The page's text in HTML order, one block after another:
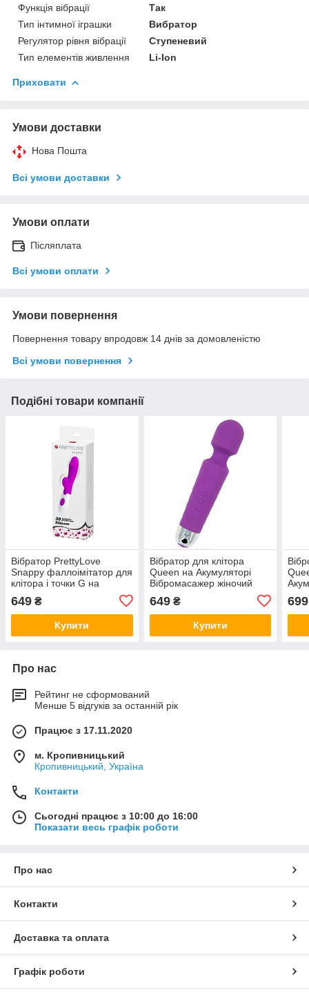
Функція вібрації
Так
Тип інтимної іграшки
Вибратор
Регулятор рівня вібрації
Ступеневий
Тип елементів живлення
Li-Ion
Приховати
Умови доставки
Нова Пошта
Всі умови доставки
Умови оплати
Післяплата
Всі умови оплати
Умови повернення
Повернення товару впродовж 14 днів за домовленістю
Всі умови повернення
Подібні товари компанії
Вібратор PrettyLove
Snappy фаллоімітатор для
клітора і точки G на
649 ₴
Купити
Вібратор для клітора
Queen на Акумуляторі
Вібромасажер жіночий
649₴
Купити
699
Про нас
Рейтинг не сформований
Менше 5 відгуків за останній рік
Працює з 17.11.2020
м. Кропивницький
Кропивницький, Україна
Контакти
Сьогодні працює з 10:00 до 16:00
Показати весь графік роботи
Про нас
Контакти
Доставка та оплата
Графік роботи